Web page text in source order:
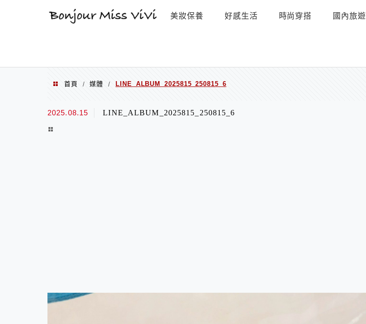
美妝保養 好感生活 時尚穿搭 國內旅遊
首頁 / 媒體 / LINE_ALBUM_2025815_250815_6
2025.08.15 LINE_ALBUM_2025815_250815_6